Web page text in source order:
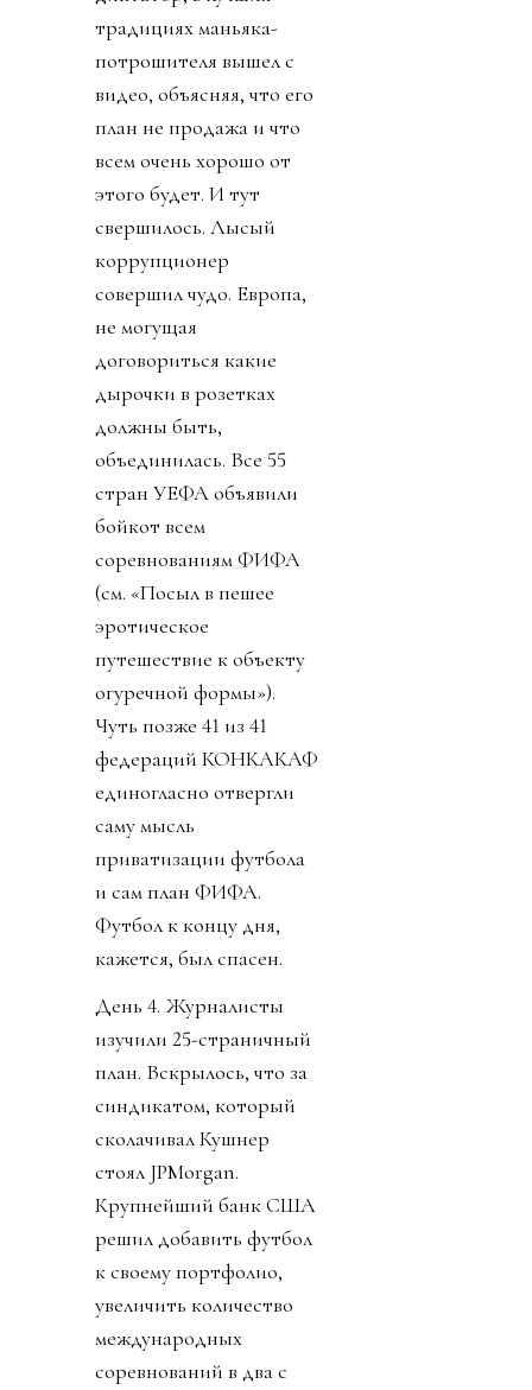
традициях маньяка-
потрошителя вышел с
видео, объясняя, что его
план не продажа и что
всем очень хорошо от
этого будет. И тут
свершилось. Лысый
коррупционер
совершил чудо. Европа,
не могущая
договориться какие
дырочки в розетках
должны быть,
объединилась. Все 55
стран УЕФА объявили
бойкот всем
соревнованиям ФИФА
(см. «Посыл в пешее
эротическое
путешествие к объекту
огуречной формы»).
Чуть позже 41 из 41
федераций КОНКАКАФ
единогласно отвергли
саму мысль
приватизации футбола
и сам план ФИФА.
Футбол к концу дня,
кажется, был спасен.
День 4. Журналисты
изучили 25-страничный
план. Вскрылось, что за
синдикатом, который
сколачивал Кушнер
стоял JPMorgan.
Крупнейший банк США
решил добавить футбол
к своему портфолио,
увеличить количество
международных
соревнований в два с